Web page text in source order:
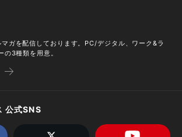
ガを配信しております。PC/デジタル、ワーク&ラ
の3種類を用意。
公式SNS